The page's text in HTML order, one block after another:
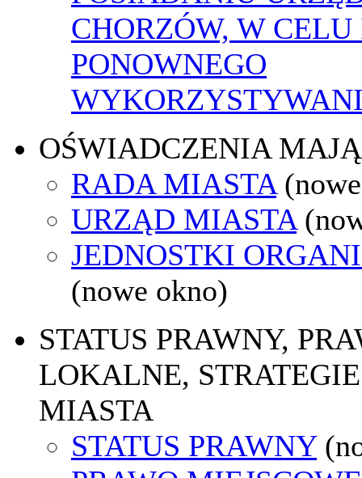
CHORZÓW, W
PONOWNEGO
OŚWIADCZENIA
RADA MIASTA
URZĄD MIASTA
JEDNOSTKI
(nowe okno)
STATUS PRAWNY,
LOKALNE,
MIASTA
STATUS PRAWNY